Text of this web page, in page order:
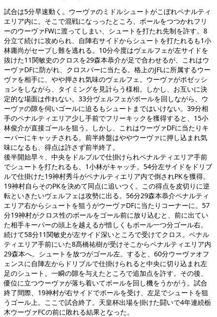
試合は5分早速動く。ウーヴァのミドルシュートがこぼれペナルティ
エリア内に。そこで混戦になっったところ、ボールをつつかれフリ
ーのウーヴァFWに渡ってしまい、シュートを打たれ先制を許す。8
分立て続けに攻められ、自陣右サイドからシュートを打たれるも1小
林庸尚がセーブし難を逃れる。10分今度はヴェルフェが左サイドを
抜けた11関敏史のクロスを29森本恭介が足で合わせるが、これはウ
ーヴァDFに防がれ、クロスバーに当たる。格上のJFLに所属するウー
ヴァを相手に、やや押され気味のヴェルフェ。ウーヴァがポゼッシ
ョンをしながら、タイミングを見計らう様相。しかし、お互いに決
定的な場面は作れない。33分ヴェルフェがボールを回しながら、ウ
ーヴァの隙を伺いゴールに迫るもシュートまではいけない。39分相
手のペナルティエリア少し手前でフリーキックを獲得すると、15小
林俊介が直接ゴールを狙う。しかし、これはウーヴァDFに当たりキ
ーパーにキャッチされる。前半終盤はややウーヴァに押し込まれ気
味になるも、得点は許さず前半終了。
後半開始早々、中央をドルブルで仕掛けられペナルティエリア手前
でシュートを打たれるも、1小林がキャッチ。54分左サイドをドリブ
ルで仕掛けた19神村秀斗がペナルティエリア内で倒されPKを獲得。
19神村自らそのPKを決めて同点に追いつく。この得点を皮切りに逆
転といきたいヴェルフェは攻勢に出る。56分29森本恭介ペナルティ
エリア右からシュートを狙うがウーヴァDFに当たりコーナーに。57
分19神村がクロス性のボールをゴール前に放り込むと、前に出てい
た相手キーパーの頭上を越えるが惜しくもボール一つ分ゴール右。
続けて58分11関敏史が左サイド深いところで受けてクロス。ペナル
ティエリア手前にいた8髙橋祐樹が受けそこからペナルティエリア内
29森本へ。シュートを放つがゴール左。すると、60分ウーヴァオフ
ェンスに自陣左からドリブルで仕掛けられると中央に切り込まれ左
足のシュート。一瞬の隙を与えたところで追加点を許す。その後、
優位に立つウーヴァが落ち着いてボールを回し機をうかがう。試合
終了間際、19神村が右サイドでボールを受け、左足でシュートを狙
うゴール上。ここで試合終了。天皇杯出場を掛けた闘いで4年連続栃
木ウーヴァFCの前に敗れる結果となった。